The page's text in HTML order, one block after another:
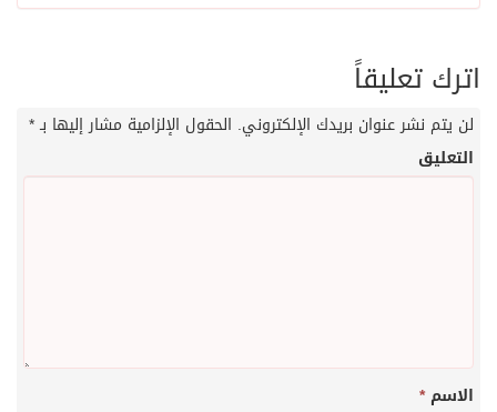
اترك تعليقاً
لن يتم نشر عنوان بريدك الإلكتروني. الحقول الإلزامية مشار إليها بـ*
التعليق
الاسم*